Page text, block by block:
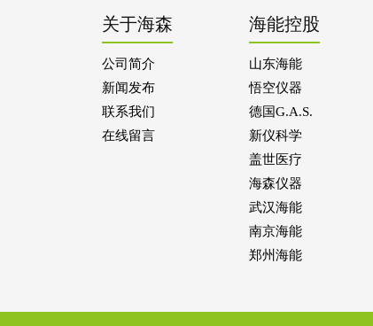
关于海森
公司简介
新闻发布
联系我们
在线留言
海能控股
山东海能
悟空仪器
德国G.A.S.
新仪科学
盖世医疗
海森仪器
武汉海能
南京海能
郑州海能